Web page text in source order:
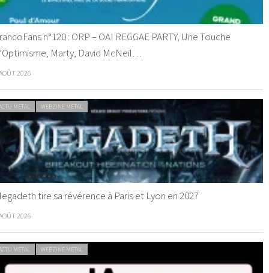
n°120 : ORP – OAI REGGAE PARTY, Une Touche
Marty, David McNeil…
2026
METAL WEBZINE METAL
tire sa révérence à Paris et Lyon en 2027
2026
METAL WEBZINE METAL